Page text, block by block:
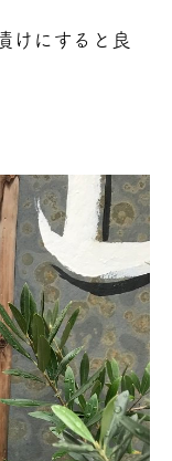
けにすると良